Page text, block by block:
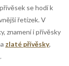
se hodí k
řetízek. V
znamení i přívěsky
zlaté přívěsky,
.